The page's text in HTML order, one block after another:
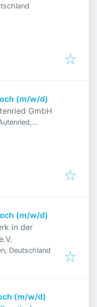
(m/w/d)
GmbH
(m/w/d)
in der
Deutschland
(m/w/d)